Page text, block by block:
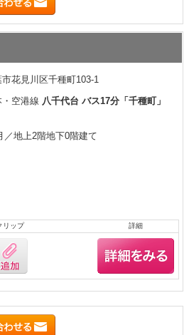
花見川区千種町103-1
空港線 八千代台 バス17分「千種町」
／地上2階地下0階建て
リップ 詳細